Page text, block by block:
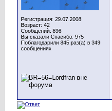
Регистрация: 29.07.2008
Возраст: 42
Сообщений: 896
Вы сказали Спасибо: 975
Поблагодарили 845 раз(а) в 349
сообщениях